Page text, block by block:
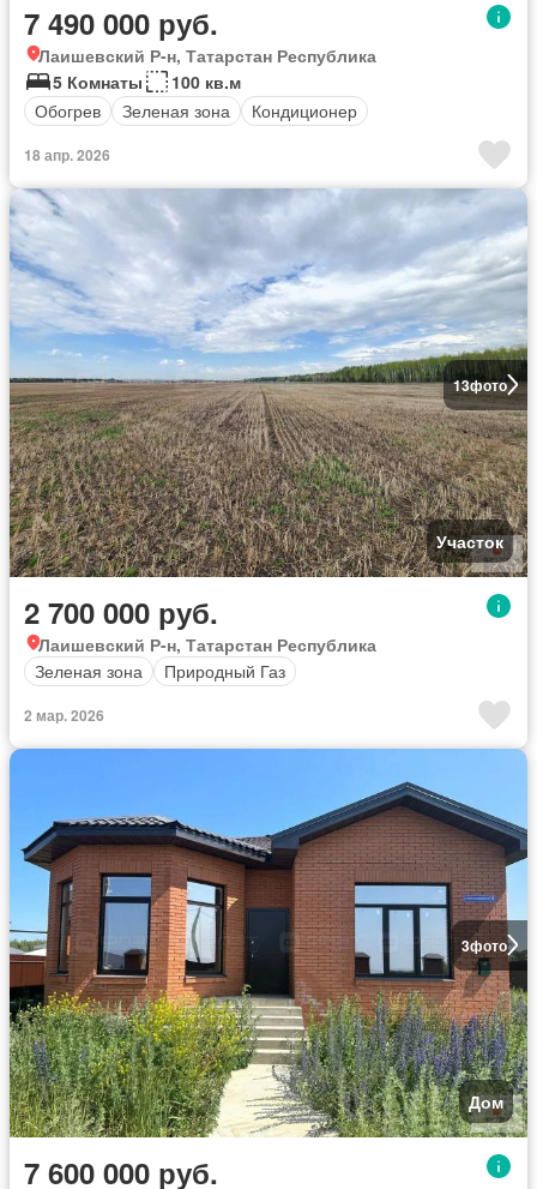
7 490 000 руб.
Лаишевский Р-н, Татарстан Республика
5 Комнаты
100 кв.м
Обогрев
Зеленая зона Кондиционер
18 апр. 2026
13фото
Участок
2 700 000 руб.
Лаишевский Р-н, Татарстан Республика
Зеленая зона
Природный Газ
2 мар. 2026
3фото
Дом
7 600 000 руб.